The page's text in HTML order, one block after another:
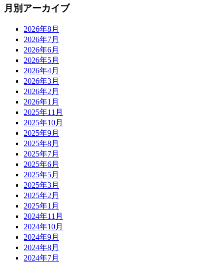
月別アーカイブ
2026年8月
2026年7月
2026年6月
2026年5月
2026年4月
2026年3月
2026年2月
2026年1月
2025年11月
2025年10月
2025年9月
2025年8月
2025年7月
2025年6月
2025年5月
2025年3月
2025年2月
2025年1月
2024年11月
2024年10月
2024年9月
2024年8月
2024年7月